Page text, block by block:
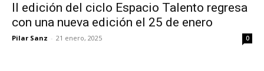
II edición del ciclo Espacio Talento regresa
con una nueva edición el 25 de enero
Pilar Sanz - 21 enero, 2025 0